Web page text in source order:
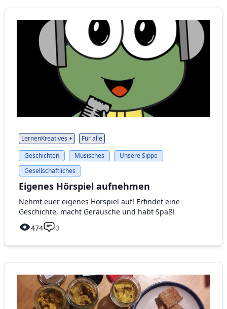
LernenKreatives +
Für alle
Geschichten
Musisches
Unsere Sippe
Gesellschaftliches
Eigenes Hörspiel aufnehmen
Nehmt euer eigenes Hörspiel auf! Erfindet eine
Geschichte, macht Geräusche und habt Spaß!
474
0